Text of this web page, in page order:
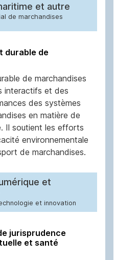
et autre
de marchandises
durable de
de marchandises
interactifs et des
des systèmes
en matière de
Il soutient les efforts
environnementale
de marchandises.
et
et innovation
jurisprudence
et santé